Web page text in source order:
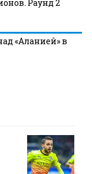
Раунд 2
«Аланией» в